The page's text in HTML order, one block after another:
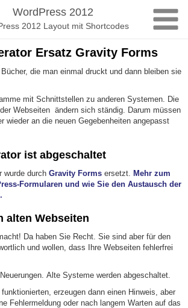
WordPress 2012
2012 Layout mit Shortcodes
Ersatz Gravity Forms
die man einmal druckt und dann bleiben sie
mit Schnittstellen zu anderen Systemen. Die
Webseiten ändern sich ständig. Darum müssen
wieder an die neuen Gegebenheiten angepasst
ist abgeschaltet
wurde durch Gravity Forms ersetzt. Mehr zum
Formularen und wie Sie den Austausch der
alten Webseiten
Da haben Sie Recht. Sie sind aber für den
und wollen, dass Ihre Webseiten fehlerfrei
Alte Systeme werden abgeschaltet.
erzeugen dann einen Hinweis, aber
Fehlermeldung oder nach langem Warten auf das